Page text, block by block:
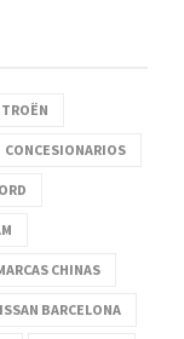
CONCESIONARIOS
CHINAS
BARCELONA